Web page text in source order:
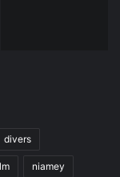
divers
niamey